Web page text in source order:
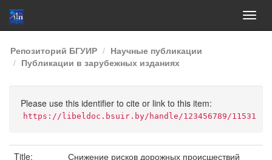
Skip
navigation
Репозиторий БГУИР
Научные публикации
Публикации в зарубежных изданиях
Please use this identifier to cite or link to this item:
https://libeldoc.bsuir.by/handle/123456789/11531
Title:
Снижение рисков дорожных происшествий